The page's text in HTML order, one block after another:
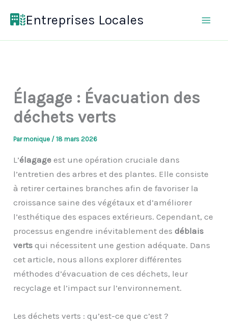
Entreprises Locales
Élagage : Évacuation des
déchets verts
Parmonique /18 mars 2026
L’élagage est une opération cruciale dans
l’entretien des arbres et des plantes. Elle consiste
à retirer certaines branches afin de favoriser la
croissance saine des végétaux et d’améliorer
l’esthétique des espaces extérieurs. Cependant, ce
processus engendre inévitablement desdéblais
verts qui nécessitent une gestion adéquate. Dans
cet article, nous allons explorer différentes
méthodes d’évacuation de ces déchets, leur
recyclage et l’impact sur l’environnement.
Les déchets verts : qu’est-ce que c’est ?